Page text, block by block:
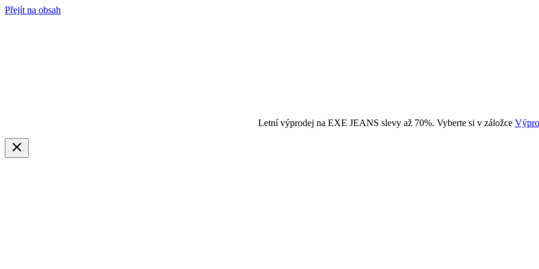
Přejít na obsah
Letní výprodej na EXE JEANS slevy až 70%. Vyberte si v záložce